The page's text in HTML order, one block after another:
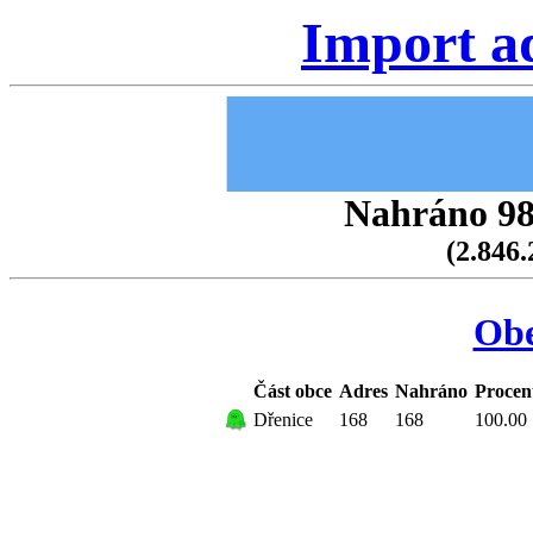
Import
Nahráno
Část obce Adres Nahráno
Dřenice
168 168 100.00